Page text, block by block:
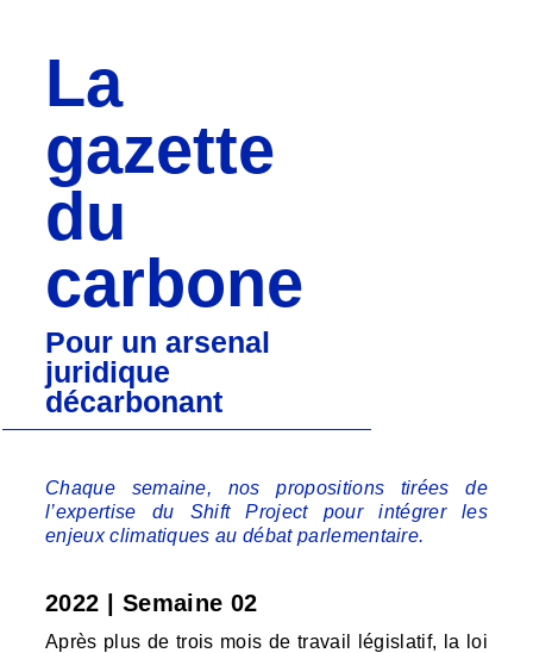
La
gazette
du
carbone
Pour un arsenal
juridique
décarbonant
Chaque semaine, nos propositions tirées de
l’expertise du Shift Project pour intégrer les
enjeux climatiques au débat parlementaire.
2022 | Semaine 02
Après plus de trois mois de travail législatif, la loi